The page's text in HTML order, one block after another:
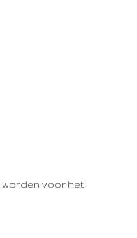
worden voor het